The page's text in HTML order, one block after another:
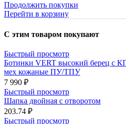
Продолжить покупки
Перейти в корзину
С этим товаром покупают
Быстрый просмотр
Ботинки VERT высокий берец с
мех кожаные ПУ/ТПУ
7 990 ₽
Быстрый просмотр
Шапка двойная с отворотом
203.74 ₽
Быстрый просмотр